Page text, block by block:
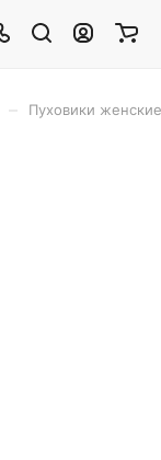
Пуховики женские